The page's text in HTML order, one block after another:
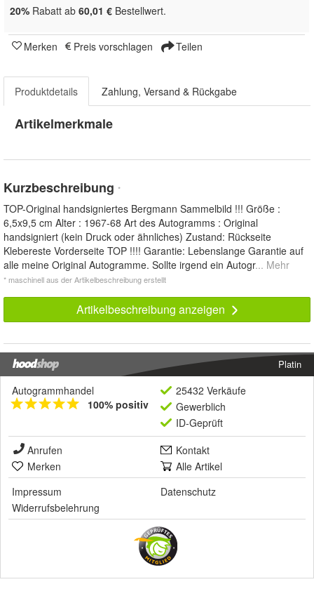
20% Rabatt ab 60,01 € Bestellwert.
Merken Preis vorschlagen Teilen
Produktdetails Zahlung, Versand & Rückgabe
Artikelmerkmale
Kurzbeschreibung *
TOP-Original handsigniertes Bergmann Sammelbild !!! Größe :
6,5x9,5 cm Alter : 1967-68 Art des Autogramms : Original
handsigniert (kein Druck oder ähnliches) Zustand: Rückseite
Klebereste Vorderseite TOP !!!! Garantie: Lebenslange Garantie auf
alle meine Original Autogramme. Sollte irgend ein Autogr... Mehr
* maschinell aus der Artikelbeschreibung erstellt
Artikelbeschreibung anzeigen
Platin
Autogrammhandel
100% positiv
25432 Verkäufe
Gewerblich
ID-Geprüft
Anrufen
Kontakt
Merken
Alle Artikel
Impressum
Datenschutz
Widerrufsbelehrung